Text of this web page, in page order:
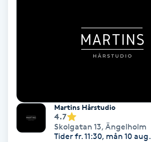
Koppningsmassage
Martins Hårstudio
4.7
Skolgatan 13, Ängelholm
Tider fr. 11:30, mån 10 aug.